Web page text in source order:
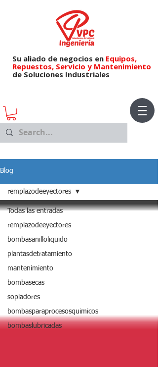
Su aliado de negocios en Equipos,
Repuestos, Servicio y Mantenimiento
de Soluciones Industriales
Blog
Todas las entradas
remplazodeeyectores
bombasanilloliquido
plantasdetratamiento
mantenimiento
bombasecas
sopladores
bombasparaprocesosquimicos
bombaslubricadas
remplazodeeyectores